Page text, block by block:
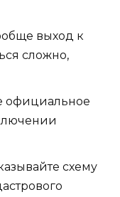
выход к
сложно,
официальное
схему